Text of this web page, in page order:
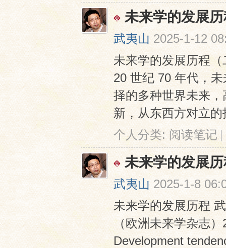
未来学的发展
武夷山 2025-1-12
未来学的发展历程
20 世纪 70 年代，
择的多种世界未来
新，从东西方对立
个人分类: 阅读笔记 |
未来学的发展
武夷山 2025-1-8
未来学的发展历程
（欧洲未来学杂志
Development